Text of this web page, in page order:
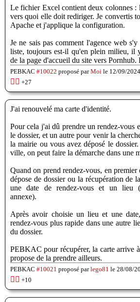
Le fichier Excel contient deux colonnes :
vers quoi elle doit rediriger. Je convertis
Apache et j'applique la configuration.
Je ne sais pas comment l'agence web
liste, toujours est-il qu'en plein milieu, il
de la page d'accueil du site vers
PEBKAC #10022 proposé parMoi le 12/09/
👎🏽 +27
J'ai renouvelé ma carte d'identité.
Pour cela j'ai dû prendre un rendez-vous
le dossier, et un autre pour venir la
la mairie ou vous avez déposé le
ville, on peut faire la démarche dans une
Quand on prend rendez-vous, en
dépose de dossier ou la récupération de
une date de rendez-vous et un lieu
annexe).
Après avoir choisie un lieu et une
rendez-vous plus rapide dans une autre
du dossier.
PEBKAC pour récupérer, la carte arrive
propose de la prendre ailleurs.
PEBKAC #10021 proposé parlego81 le 28/08/
👎🏽 +10